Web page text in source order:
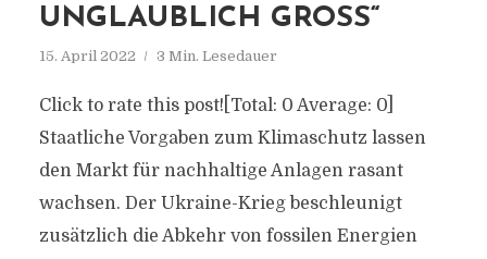
UNGLAUBLICH GROSS“
15. April 2022 3 Min. Lesedauer
Click to rate this post![Total: 0 Average: 0]
Staatliche Vorgaben zum Klimaschutz lassen
den Markt für nachhaltige Anlagen rasant
wachsen. Der Ukraine-Krieg beschleunigt
zusätzlich die Abkehr von fossilen Energien